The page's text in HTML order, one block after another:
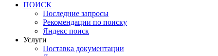
ПОИСК
Последние запросы
Рекомендации по поиску
Яндекс поиск
Услуги
Поставка документации